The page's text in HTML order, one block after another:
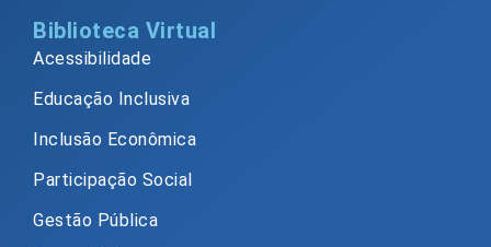
Biblioteca Virtual
Acessibilidade
Educação Inclusiva
Inclusão Econômica
Participação Social
Gestão Pública